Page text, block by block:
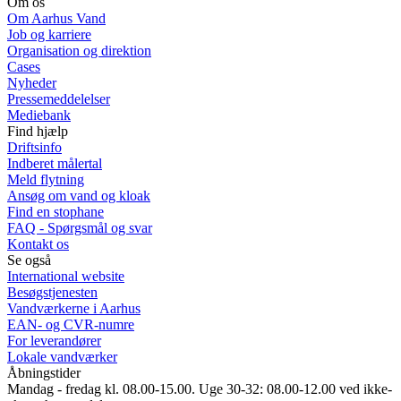
Om Aarhus Vand
Job og karriere
Organisation og direktion
Cases
Nyheder
Pressemeddelelser
Mediebank
Find hjælp
Driftsinfo
Indberet målertal
Meld flytning
Ansøg om vand og kloak
Find en stophane
FAQ - Spørgsmål og svar
Kontakt os
Se også
International website
Besøgstjenesten
Vandværkerne i Aarhus
EAN- og CVR-numre
For leverandører
Lokale vandværker
Åbningstider
Mandag - fredag kl. 08.00-15.00. Uge 30-32: 08.00-12.00 ved ikke-